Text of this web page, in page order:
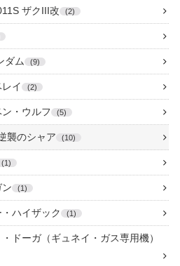
ザクIII改 2
ダム 9
イ 2
・ウルフ 5
襲のシャア 10
1
1
ハイザック 1
ドーガ（ギュネイ・ガス専用機）